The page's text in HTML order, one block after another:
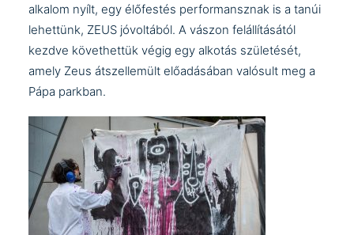
alkalom nyílt, egy élőfestés performansznak is a tanúi
lehettünk, ZEUS jóvoltából. A vászon felállításától
kezdve követhettük végig egy alkotás születését,
amely Zeus átszellemült előadásában valósult meg a
Pápa parkban.